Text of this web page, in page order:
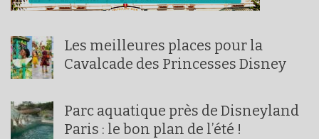
Les meilleures places pour la
Cavalcade des Princesses Disney
Parc aquatique près de Disneyland
Paris : le bon plan de l’été !